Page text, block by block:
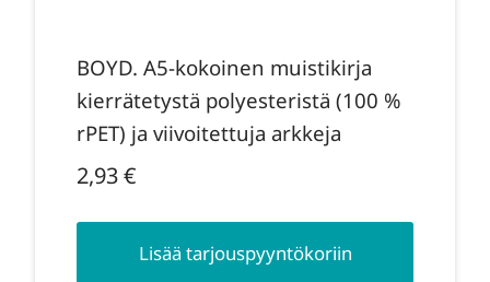
BOYD. A5-kokoinen muistikirja
kierrätetystä polyesteristä (100 %
rPET) ja viivoitettuja arkkeja
2,93€
Lisää tarjouspyyntökoriin